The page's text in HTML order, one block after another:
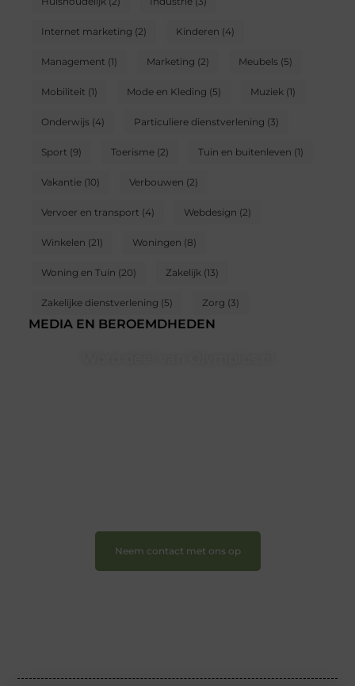
Internet marketing (2) Kinderen (4)
Management (1) Marketing (2) Meubels(5)
Mobiliteit (1) Mode en Kleding (5) Muziek (1)
Onderwijs(4) Particuliere dienstverlening (3)
Sport (9) Toerisme(2) Tuin en buitenleven (1)
Vakantie(10) Verbouwen (2)
Vervoer en transport (4) Webdesign (2)
Winkelen (21) Woningen (8)
Woning en Tuin (20) Zakelijk (13)
Zakelijke dienstverlening (5) Zorg (3)
MEDIA EN BEROEMDHEDEN
Neem contact met ons op